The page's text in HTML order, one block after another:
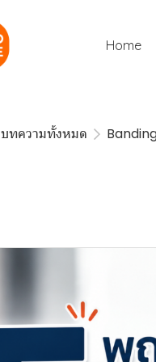
Home
บทความทั้งหมด